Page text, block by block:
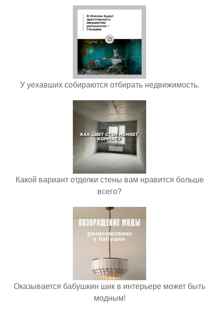
У уехавших собираются отбирать недвижимость.
Какой вариант отделки стены вам нравится больше
всего?
Оказывается бабушкин шик в интерьере может быть
модным!